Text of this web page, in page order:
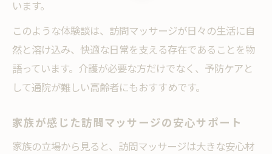
います。
このような体験談は、訪問マッサージが日々の生活に自
然と溶け込み、快適な日常を支える存在であることを物
語っています。介護が必要な方だけでなく、予防ケアと
して通院が難しい高齢者にもおすすめです。
家族が感じた訪問マッサージの安心サポート
家族の立場から見ると、訪問マッサージは大きな安心材